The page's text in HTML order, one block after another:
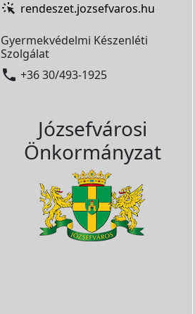
rendeszet.jozsefvaros.hu
Gyermekvédelmi Készenléti
Szolgálat
 +36 30/493-1925
Józsefvárosi
Önkormányzat